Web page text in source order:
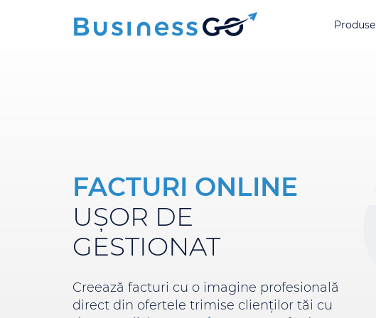
Produse
FACTURI ONLINE
UȘOR DE
GESTIONAT
Creează facturi cu o imagine profesională
direct din ofertele trimise clienților tăi cu